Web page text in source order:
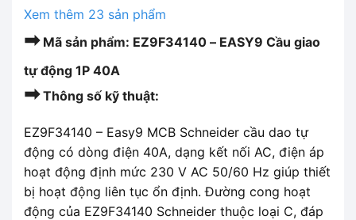
Xem thêm 23 sản phẩm
➡Mã sản phẩm: EZ9F34140 – EASY9 Cầu giao
tự động 1P 40A
➡Thông số kỹ thuật:
EZ9F34140 – Easy9 MCB Schneider cầu dao tự
động có dòng điện 40A, dạng kết nối AC, điện áp
hoạt động định mức 230 V AC 50/60 Hz giúp thiết
bị hoạt động liên tục ổn định. Đường cong hoạt
động của EZ9F34140 Schneider thuộc loại C, đáp